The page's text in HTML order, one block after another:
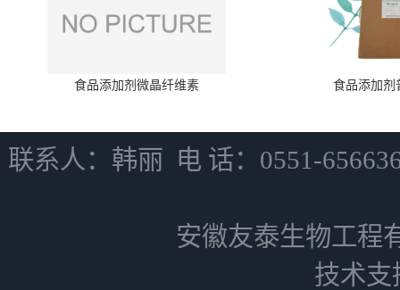
食品添加剂微晶纤维素 食品添加剂
联系人：韩丽 电 话：0551-
安徽友泰生物工程
技术